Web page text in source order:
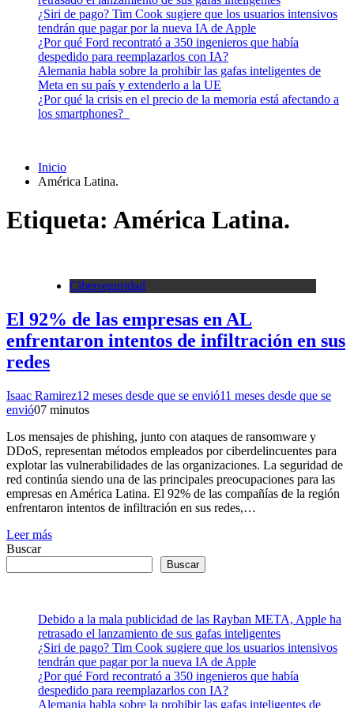
¿Siri de pago? Tim Cook sugiere que los usuarios intensivos
tendrán que pagar por la nueva IA de Apple
¿Por qué Ford recontrató a 350 ingenieros que había
despedido para reemplazarlos con IA?
Alemania habla sobre la prohibir las gafas inteligentes de
Meta en su país y extenderlo a la UE
¿Por qué la crisis en el precio de la memoria está afectando a
los smartphones?
Inicio
América Latina.
Etiqueta: América Latina.
Ciberseguridad
El 92% de las empresas en AL
enfrentaron intentos de infiltración en sus
redes
Isaac Ramirez12 meses desde que se envió11 meses desde que se
envió07 minutos
Los mensajes de phishing, junto con ataques de ransomware y
DDoS, representan métodos empleados por ciberdelincuentes para
explotar las vulnerabilidades de las organizaciones. La seguridad de
red continúa siendo una de las principales preocupaciones para las
empresas en América Latina. El 92% de las compañías de la región
enfrentaron intentos de infiltración en sus redes,…
Leer más
Buscar
Buscar
Debido a la mala publicidad de las Rayban META, Apple ha
retrasado el lanzamiento de sus gafas inteligentes
¿Siri de pago? Tim Cook sugiere que los usuarios intensivos
tendrán que pagar por la nueva IA de Apple
¿Por qué Ford recontrató a 350 ingenieros que había
despedido para reemplazarlos con IA?
Alemania habla sobre la prohibir las gafas inteligentes de